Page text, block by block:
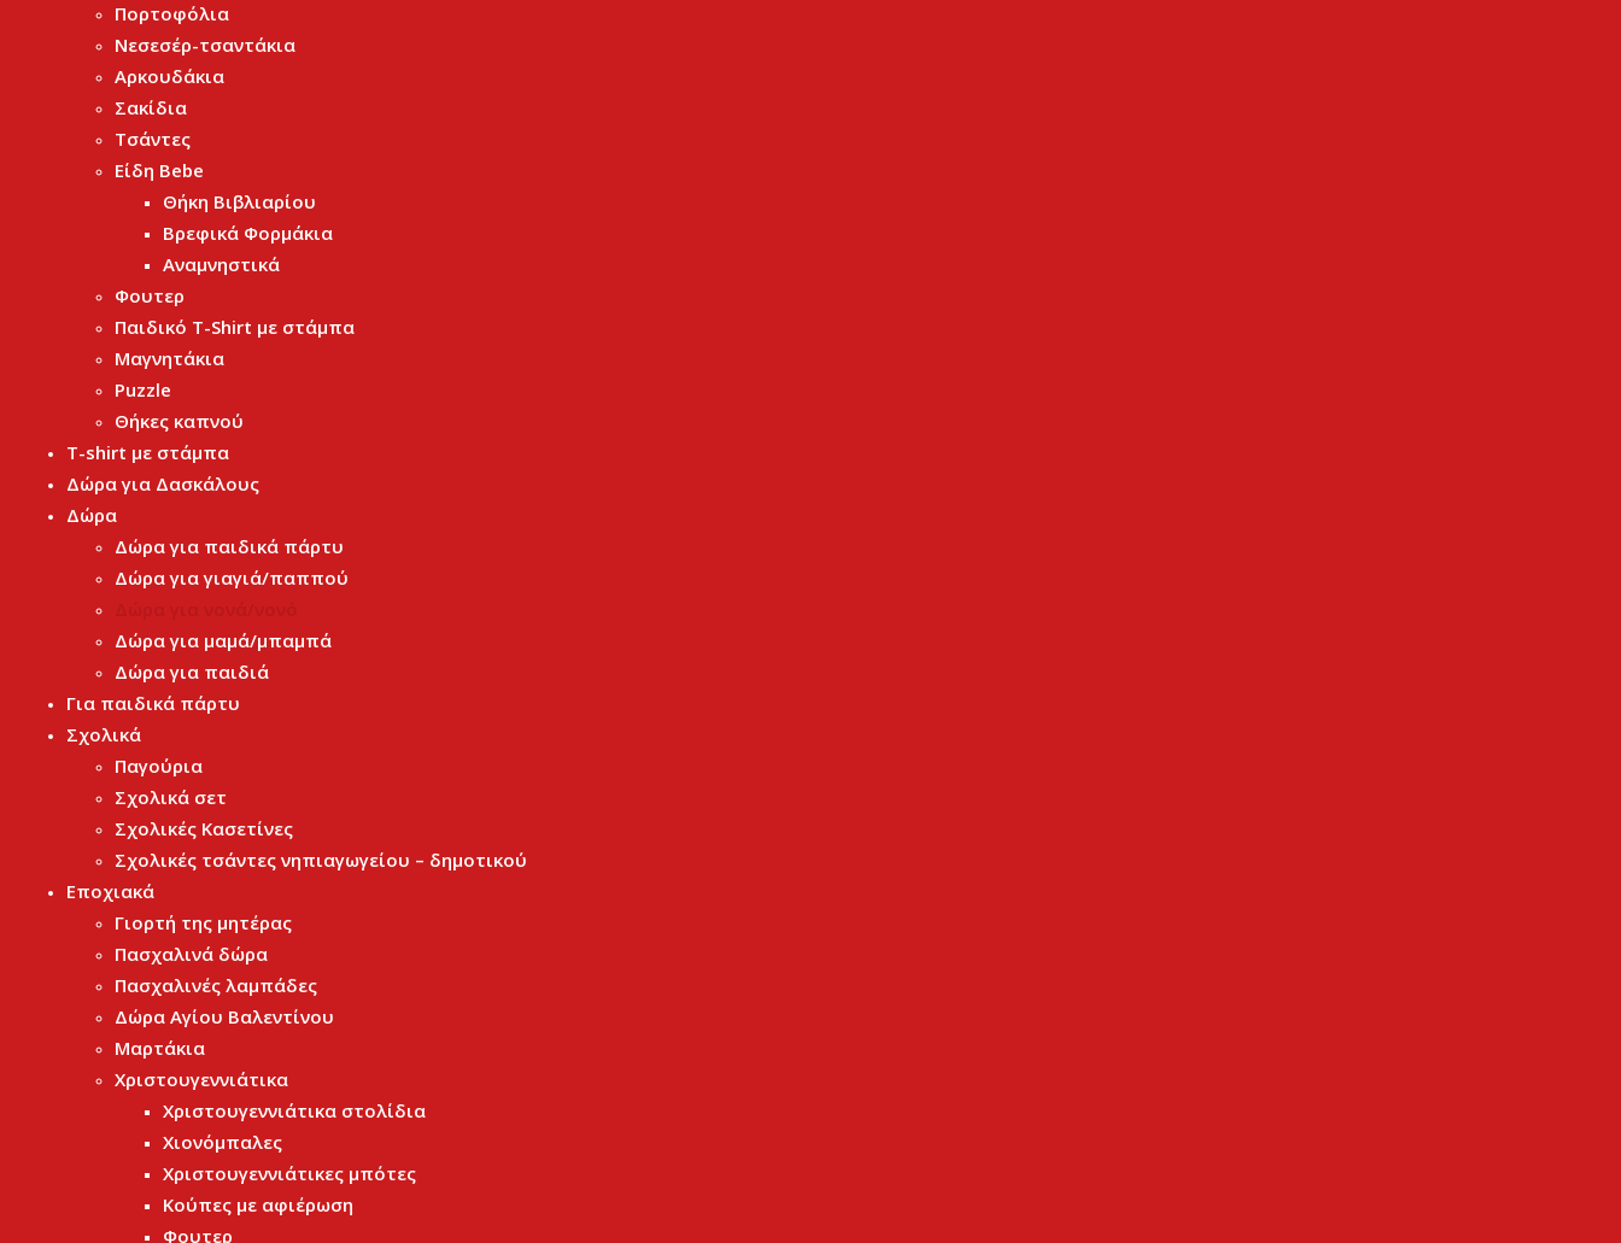
Πορτοφόλια
Νεσεσέρ-τσαντάκια
Αρκουδάκια
Σακίδια
Τσάντες
Είδη Bebe
Θήκη Βιβλιαρίου
Βρεφικά Φορμάκια
Αναμνηστικά
Φουτερ
Παιδικό T-Shirt με στάμπα
Μαγνητάκια
Puzzle
Θήκες καπνού
T-shirt με στάμπα
Δώρα για Δασκάλους
Δώρα
Δώρα για παιδικά πάρτυ
Δώρα για γιαγιά/παππού
Δώρα για μαμά/μπαμπά
Δώρα για παιδιά
Για παιδικά πάρτυ
Σχολικά
Παγούρια
Σχολικά σετ
Σχολικές Κασετίνες
Σχολικές τσάντες νηπιαγωγείου – δημοτικού
Εποχιακά
Γιορτή της μητέρας
Πασχαλινά δώρα
Πασχαλινές λαμπάδες
Δώρα Αγίου Βαλεντίνου
Μαρτάκια
Χριστουγεννιάτικα
Χριστουγεννιάτικα στολίδια
Χιονόμπαλες
Χριστουγεννιάτικες μπότες
Κούπες με αφιέρωση
Φουτερ